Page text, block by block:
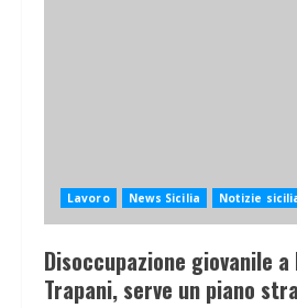
Lavoro News Sicilia Notizie
Disoccupazione giovanile a
Trapani, serve un piano